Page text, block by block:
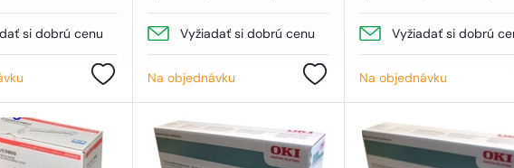
si dobrú cenu Vyžiadať si dobrú cenu
Na objednávku
Vyžiadať si dobrú
Na objednávku